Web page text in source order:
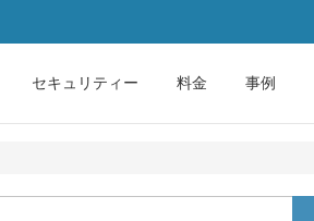
セキュリティー 料金 事例